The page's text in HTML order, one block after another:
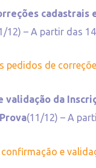
cadastrais
12) – A partir das
pedidos de
validação da
(11/12) – A
e